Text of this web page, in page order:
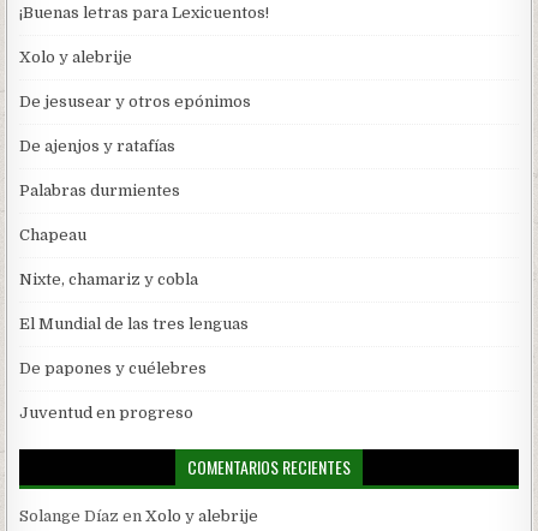
¡Buenas letras para Lexicuentos!
Xolo y alebrije
De jesusear y otros epónimos
De ajenjos y ratafías
Palabras durmientes
Chapeau
Nixte, chamariz y cobla
El Mundial de las tres lenguas
De papones y cuélebres
Juventud en progreso
COMENTARIOS RECIENTES
Solange Díaz enXolo y alebrije